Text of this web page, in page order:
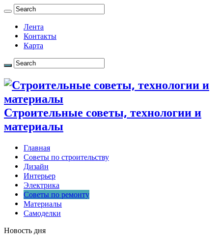
Лента
Контакты
Карта
Строительные советы, технологии и
материалы
Главная
Советы по строительству
Дизайн
Интерьер
Электрика
Советы по ремонту
Материалы
Самоделки
Новость дня